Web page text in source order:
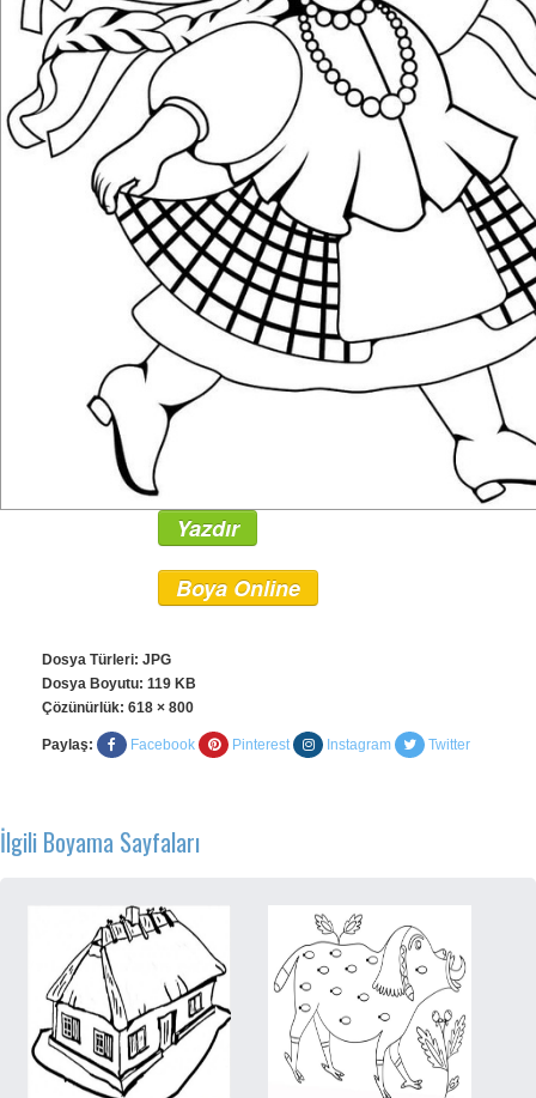
Yazdır
Boya Online
Dosya Türleri: JPG
Dosya Boyutu: 119 KB
Çözünürlük: 618 × 800
Paylaş: Facebook Pinterest Instagram Twitter
İlgili Boyama Sayfaları